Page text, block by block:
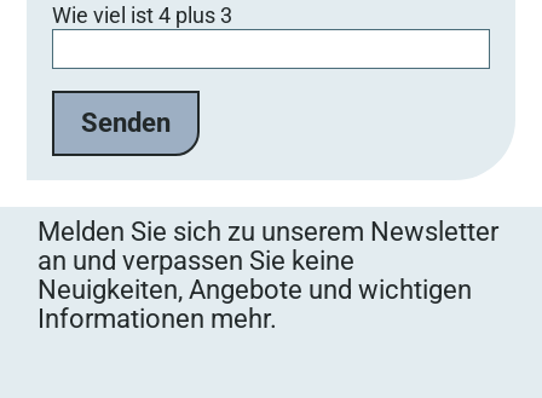
Wie viel ist 4 plus 3
Melden Sie sich zu unserem Newsletter
an und verpassen Sie keine
Neuigkeiten, Angebote und wichtigen
Informationen mehr.